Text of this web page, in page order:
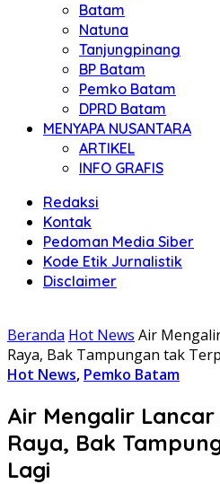
Batam
Natuna
Tanjungpinang
BP Batam
Pemko Batam
DPRD Batam
MENYAPA NUSANTARA
ARTIKEL
INFO GRAFIS
Redaksi
Kontak
Pedoman Media Siber
Kode Etik Jurnalistik
Disclaimer
Beranda Hot News Air
Raya, Bak Tampungan tak
Hot News, Pemko Batam
Air Mengalir
Raya, Bak
Lagi